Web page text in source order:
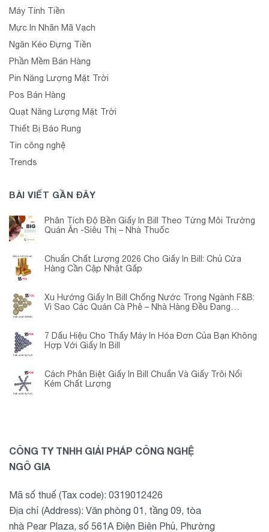
Máy Tính Tiền
Mực In Nhãn Mã Vạch
Ngăn Kéo Đựng Tiền
Phần Mềm Bán Hàng
Pin Năng Lượng Mặt Trời
Pos Bán Hàng
Quạt Năng Lượng Mặt Trời
Thiết Bị Báo Rung
Tin công nghệ
Trends
BÀI VIẾT GẦN ĐÂY
Phân Tích Độ Bền Giấy In Bill Theo Từng Môi Trường
Quán Ăn -Siêu Thị – Nhà Thuốc
Chuẩn Chất Lượng 2026 Cho Giấy In Bill: Chủ Cửa
Hàng Cần Cập Nhật Gấp
Xu Hướng Giấy In Bill Chống Nước Trong Ngành F&B:
Vì Sao Các Quán Cà Phê – Nhà Hàng Đều Đang
7 Dấu Hiệu Cho Thấy Máy In Hóa Đơn Của Bạn Không
Hợp Với Giấy In Bill
Cách Phân Biệt Giấy In Bill Chuẩn Và Giấy Trôi Nổi
Kém Chất Lượng
CÔNG TY TNHH GIẢI PHÁP CÔNG NGHỆ
NGÔ GIA
Mã số thuế (Tax code): 0319012426
Địa chỉ (Address): Văn phòng 01, tầng 09, tòa
nhà Pear Plaza, số 561A Điện Biên Phủ, Phường